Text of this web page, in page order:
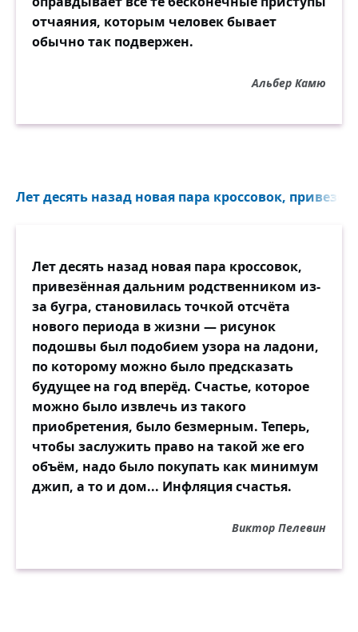
отчаяния, которым человек бывает
обычно так подвержен.
Альбер Камю
Лет десять назад новая пара кроссовок,
Лет десять назад новая пара кроссовок,
привезённая дальним родственником из-
за бугра, становилась точкой отсчёта
нового периода в жизни — рисунок
подошвы был подобием узора на ладони,
по которому можно было предсказать
будущее на год вперёд. Счастье, которое
можно было извлечь из такого
приобретения, было безмерным. Теперь,
чтобы заслужить право на такой же его
объём, надо было покупать как минимум
джип, а то и дом... Инфляция счастья.
Виктор Пелевин